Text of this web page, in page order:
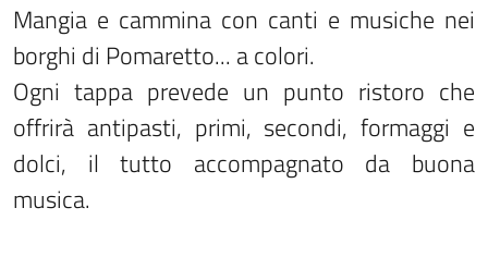
Mangia e cammina con canti e musiche nei
borghi di Pomaretto... a colori.
Ogni tappa prevede un punto ristoro che
offrirà antipasti, primi, secondi, formaggi e
dolci, il tutto accompagnato da buona
musica.